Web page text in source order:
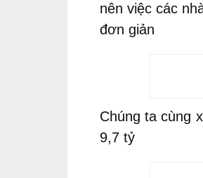
nên việc các
đơn giản
Chúng ta cùng
9,7 tỷ